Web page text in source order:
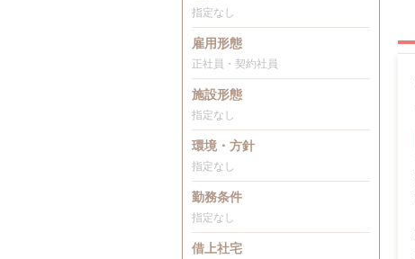
指定なし
雇用形態
正社員・契約社員
施設形態
指定なし
環境・方針
指定なし
勤務条件
指定なし
借上社宅